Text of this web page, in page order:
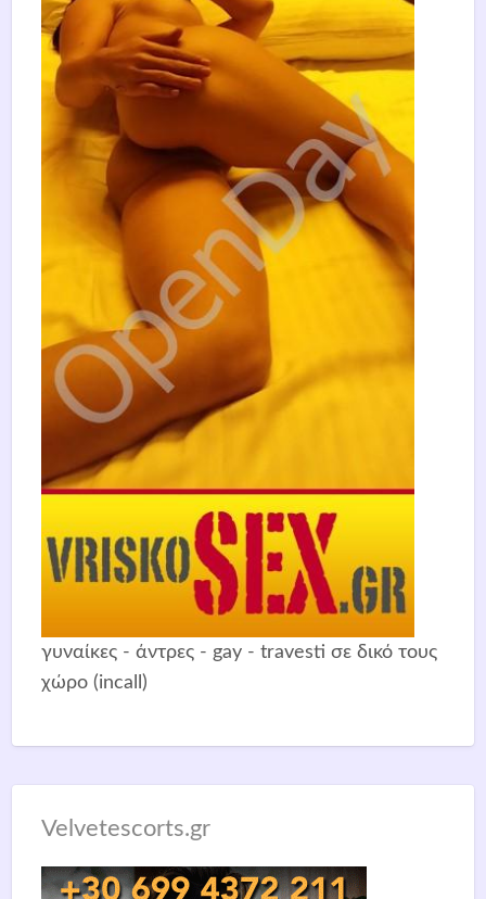
γυναίκες - άντρες - gay - travesti σε δικό τους
χώρο (incall)
Velvetescorts.gr